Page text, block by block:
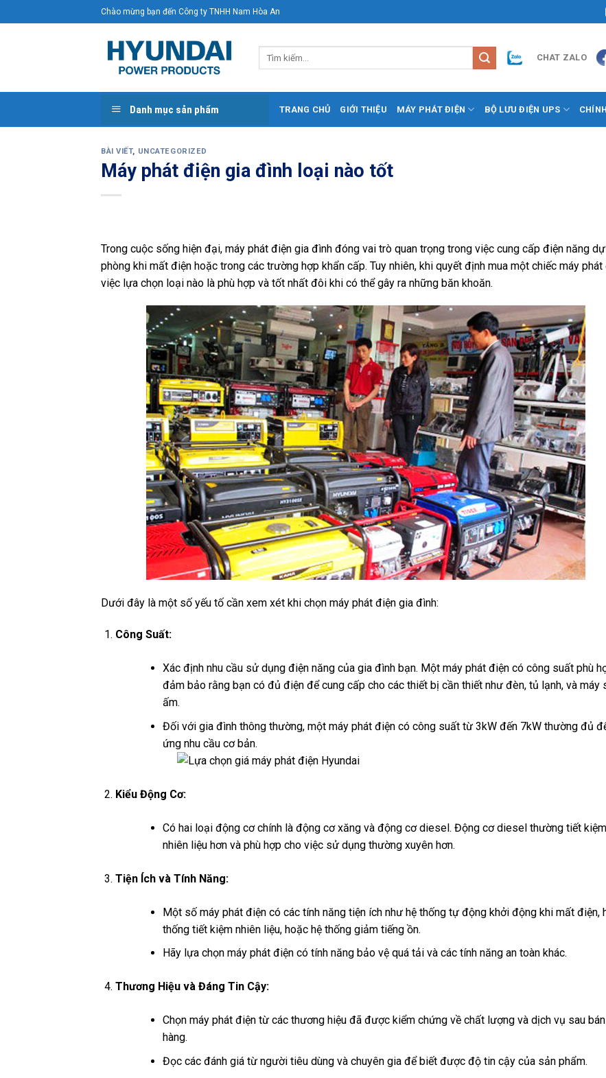
to
Chào mừng bạn đến Công ty TNHH Nam Hòa An
CHAT ZALO
Danh mục sản phẩm TRANG CHỦ GIỚI THIỆU MÁY PHÁT ĐIỆN BỘ LƯU ĐIỆN UPS
BÀI VIẾT, UNCATEGORIZED
Máy phát điện gia đình loại nào tốt
Trong cuộc sống hiện đại, máy phát điện gia đình đóng vai trò quan trọng trong việc cung cấp điện năng dự
phòng khi mất điện hoặc trong các trường hợp khẩn cấp. Tuy nhiên, khi quyết định mua một chiếc máy phát
việc lựa chọn loại nào là phù hợp và tốt nhất đôi khi có thể gây ra những băn khoăn.
Dưới đây là một số yếu tố cần xem xét khi chọn máy phát điện gia đình:
Công Suất:
Xác định nhu cầu sử dụng điện năng của gia đình bạn. Một máy phát điện có công suất phù
đảm bảo rằng bạn có đủ điện để cung cấp cho các thiết bị cần thiết như đèn, tủ lạnh, và máy
ấm.
Đối với gia đình thông thường, một máy phát điện có công suất từ 3kW đến 7kW thường đủ
ứng nhu cầu cơ bản.
Kiểu Động Cơ:
Có hai loại động cơ chính là động cơ xăng và động cơ diesel. Động cơ diesel thường tiết kiệm
nhiên liệu hơn và phù hợp cho việc sử dụng thường xuyên hơn.
Tiện Ích và Tính Năng:
Một số máy phát điện có các tính năng tiện ích như hệ thống tự động khởi động khi mất điện,
thống tiết kiệm nhiên liệu, hoặc hệ thống giảm tiếng ồn.
Hãy lựa chọn máy phát điện có tính năng bảo vệ quá tải và các tính năng an toàn khác.
Thương Hiệu và Đáng Tin Cậy:
Chọn máy phát điện từ các thương hiệu đã được kiểm chứng về chất lượng và dịch vụ sau bán
hàng.
Đọc các đánh giá từ người tiêu dùng và chuyên gia để biết được độ tin cậy của sản phẩm.